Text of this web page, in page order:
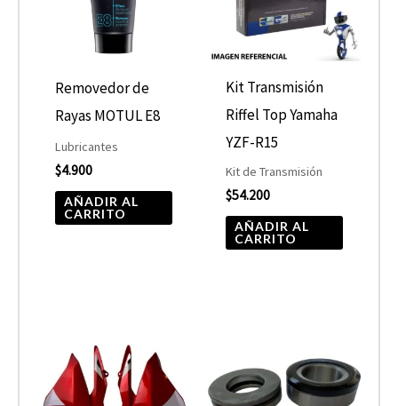
Removedor de
Rayas MOTUL E8
Lubricantes
$4.900
AÑADIR AL
CARRITO
Kit Transmisión
Riffel Top Yamaha
YZF-R15
Kit de Transmisión
$54.200
AÑADIR AL
CARRITO